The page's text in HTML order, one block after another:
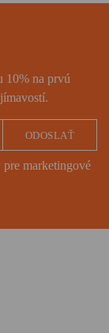
10% na prvú
pre marketingové
ODOSLAŤ